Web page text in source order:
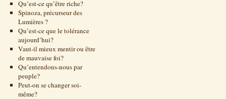
Qu’est-ce qu’être riche?
Spinoza, précurseur des
Lumières ?
Qu’est-ce que le tolérance
aujourd’hui?
Vaut-il mieux mentir ou être
de mauvaise foi?
Qu’entendons-nous par
peuple?
Peut-on se changer soi-
même?